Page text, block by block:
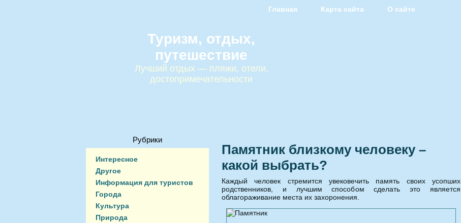
Главная Карта сайта О сайте
Туризм, отдых,
путешествие
Лучший отдых — пляжи, отели,
достопримечательности
Рубрики
Интересное
Другое
Информация для туристов
Города
Культура
Природа
Памятник близкому человеку –
какой выбрать?
Каждый человек стремится увековечить память своих усопших
родственников, и лучшим способом сделать это является
облагораживание места их захоронения.